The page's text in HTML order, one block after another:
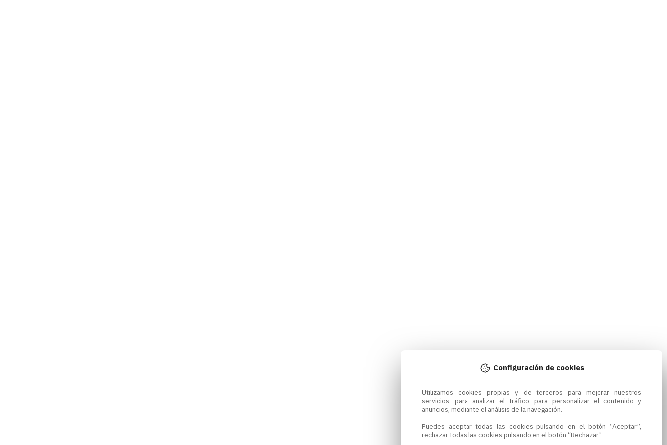
Configuración de cookies
Utilizamos cookies propias y de terceros para mejorar nuestros
servicios, para analizar el tráfico, para personalizar el contenido y
anuncios, mediante el análisis de la navegación.
Puedes aceptar todas las cookies pulsando en el botón “Aceptar”,
rechazar todas las cookies pulsando en el botón “Rechazar”